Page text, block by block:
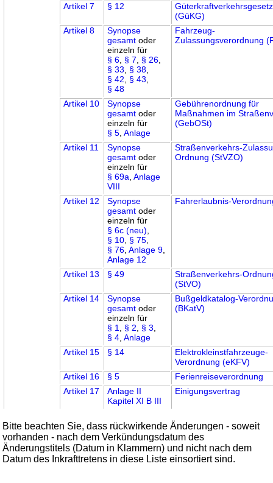
Artikel 7
§ 12
Güterkraftverkehrsgesetz
(GüKG)
Artikel 8
Synopse
gesamt oder
einzeln für
§ 6 § 7 § 26
§ 33
§ 38
§ 42
§ 43
§ 48
Fahrzeug-
Zulassungsverordnung
Artikel 10
Synopse
gesamt oder
einzeln für
§ 5 ,Anlage
Gebührenordnung für
Maßnahmen im
(GebOSt)
Artikel 11
Synopse
gesamt oder
einzeln für
§ 69a ,Anlage
VIII
Straßenverkehrs-
Ordnung (StVZO)
Artikel 12
Synopse
gesamt oder
einzeln für
§ 6c (neu)
§ 10 § 75
§ 76 ,Anlage 9
Anlage 12
Fahrerlaubnis-
Artikel 13 § 49
Straßenverkehrs-
(StVO)
Artikel 14
Synopse
gesamt oder
einzeln für
§ 1
§ 2 § 3
§ 4 ,Anlage
Bußgeldkatalog-
(BKatV)
Artikel 15 § 14
Elektrokleinstfahrzeuge-
Verordnung (eKFV)
Artikel 16
§ 5
Ferienreiseverordnung
Artikel 17
Anlage II
Kapitel XI B III
Einigungsvertrag
Bitte beachten Sie, dass rückwirkende Änderungen - soweit
vorhanden - nach dem Verkündungsdatum des
Änderungstitels (Datum in Klammern) und nicht nach dem
Datum des Inkrafttretens in diese Liste einsortiert sind.